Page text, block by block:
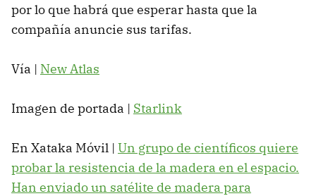
por lo que habrá que esperar hasta que la
compañía anuncie sus tarifas.
Vía | New Atlas
Imagen de portada | Starlink
En Xataka Móvil | Un grupo de científicos quiere
probar la resistencia de la madera en el espacio.
Han enviado un satélite de madera para